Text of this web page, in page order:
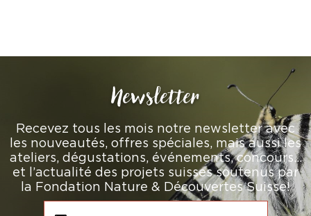
Newsletter
Recevez tous les mois notre newsletter avec
les nouveautés, offres spéciales, mais aussi les
ateliers, dégustations, événements, concours…
et l’actualité des projets suisses soutenus par
la Fondation Nature & Découvertes Suisse!